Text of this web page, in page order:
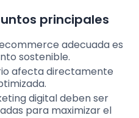
principales
adecuada es
sostenible.
afecta directamente
digital deben ser
para maximizar el